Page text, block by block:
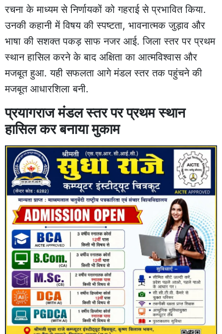
रचना के माध्यम से निर्णायकों को गहराई से प्रभावित किया.
उनकी कहानी में विषय की स्पष्टता, भावनात्मक जुड़ाव और
भाषा की सशक्त पकड़ साफ नजर आई. जिला स्तर पर प्रथम
स्थान हासिल करने के बाद अक्षिता का आत्मविश्वास और
मजबूत हुआ. यही सफलता आगे मंडल स्तर तक पहुंचने की
मजबूत आधारशिला बनी.
प्रयागराज मंडल स्तर पर प्रथम स्थान
हासिल कर बनाया मुकाम